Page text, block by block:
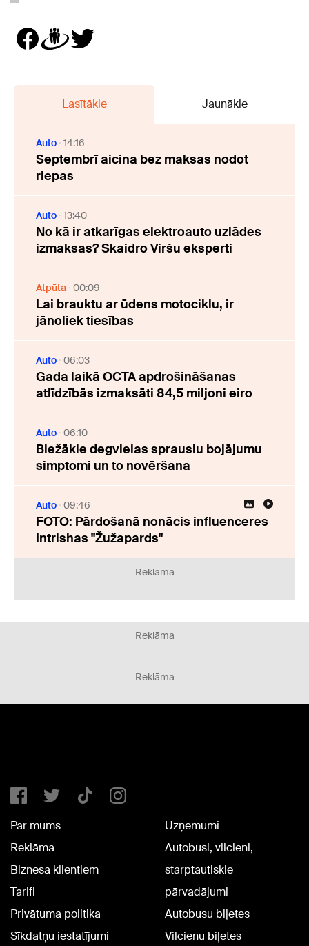
Lasītākie Jaunākie
Auto 14:16
Septembrī aicina bez maksas nodot
riepas
Auto 13:40
No kā ir atkarīgas elektroauto uzlādes
izmaksas? Skaidro Viršu eksperti
Atpūta 00:09
Lai brauktu ar ūdens motociklu, ir
jānoliek tiesības
Auto 06:03
Gada laikā OCTA apdrošināšanas
atlīdzībās izmaksāti 84,5 miljoni eiro
Auto 06:10
Biežākie degvielas sprauslu bojājumu
simptomi un to novēršana
Auto 09:46
FOTO: Pārdošanā nonācis influenceres
Intrishas "Žužapards"
Reklāma
Reklāma
Reklāma
Par mums
Reklāma
Biznesa klientiem
Tarifi
Privātuma politika
Sīkdatņu iestatījumi
Uzņēmumi
Autobusi, vilcieni,
starptautiskie
pārvadājumi
Autobusu biļetes
Vilcienu biļetes